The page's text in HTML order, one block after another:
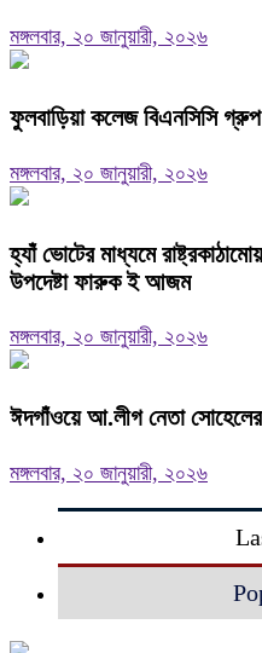
মঙ্গলবার, ২০ জানুয়ারী, ২০২৬
ফুলবাড়িয়া কলেজ বিএনসিসি গ্রুপ
মঙ্গলবার, ২০ জানুয়ারী, ২০২৬
হ্যাঁ ভোটের মাধ্যমে
উপদেষ্টা ফারুক ই আজম
মঙ্গলবার, ২০ জানুয়ারী, ২০২৬
ঈদগাঁওয়ে আ.লীগ নেতা
মঙ্গলবার, ২০ জানুয়ারী, ২০২৬